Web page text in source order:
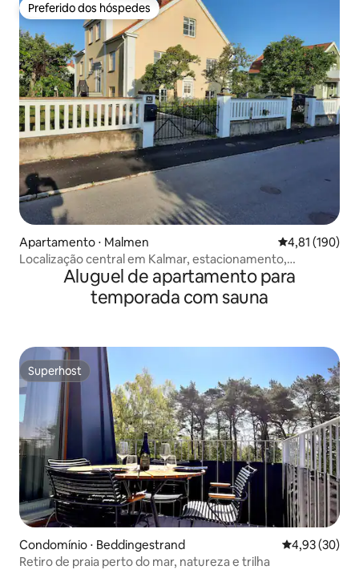
Preferido dos hóspedes
Preferido dos hóspedes
Apartamento ⋅ Malmen 4,81 de uma
4,81 (190)
Localização central em Kalmar, estacionamento,
lavanderia e bicicletas.
Aluguel de apartamento para
temporada com sauna
Superhost
Superhost
Condomínio ⋅ Beddingestrand 4,93 de uma
4,93 (30)
Retiro de praia perto do mar, natureza e trilha